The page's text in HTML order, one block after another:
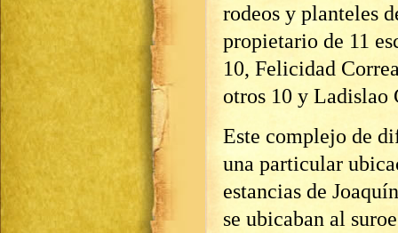
rodeos y planteles
propietario de 11
10, Felicidad
otros 10 y Ladislao
Este complejo de
una particular
estancias de
se ubicaban al